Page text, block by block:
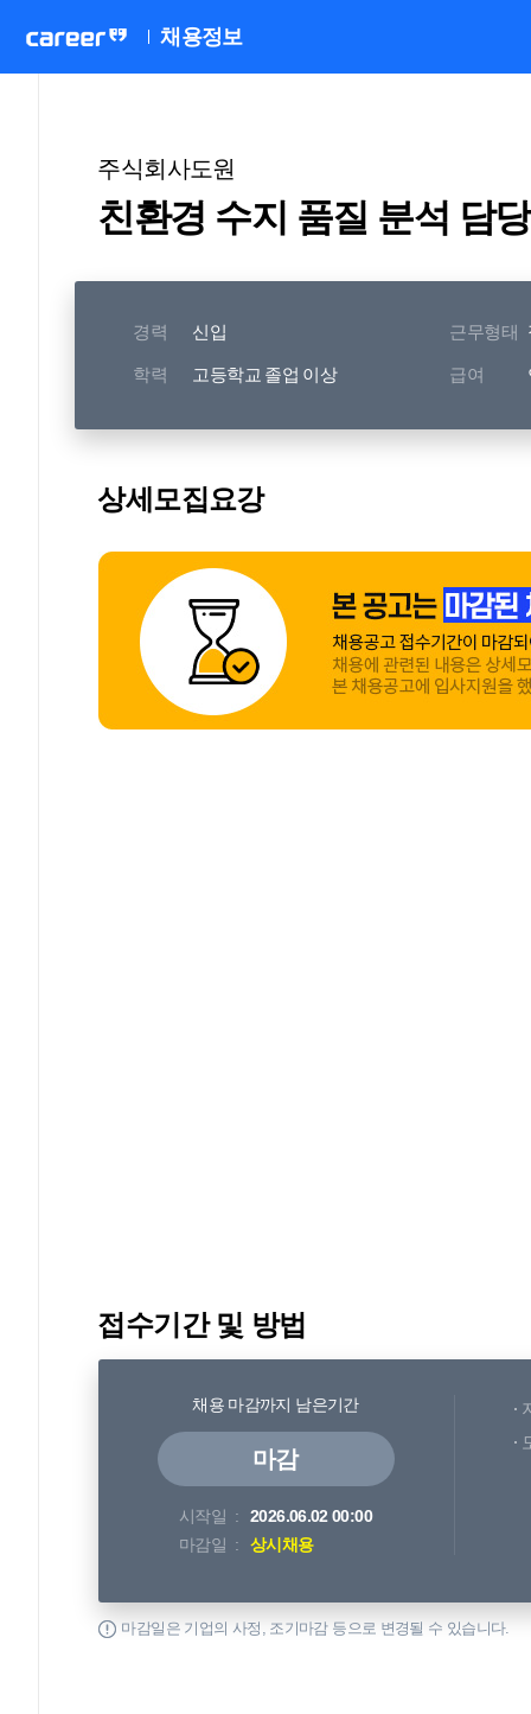
채용정보
주식회사도원
친환경 수지 품질 분석 담
경력 신입 근무형태
학력 고등학교 졸업 이상 급여
상세모집요강
접수기간 및 방법
채용 마감까지 남은기간
마감
시작일
2026.06.02 00:00
마감일
상시채용
마감일은 기업의 사정, 조기마감 등으로 변경될 수 있습니다.